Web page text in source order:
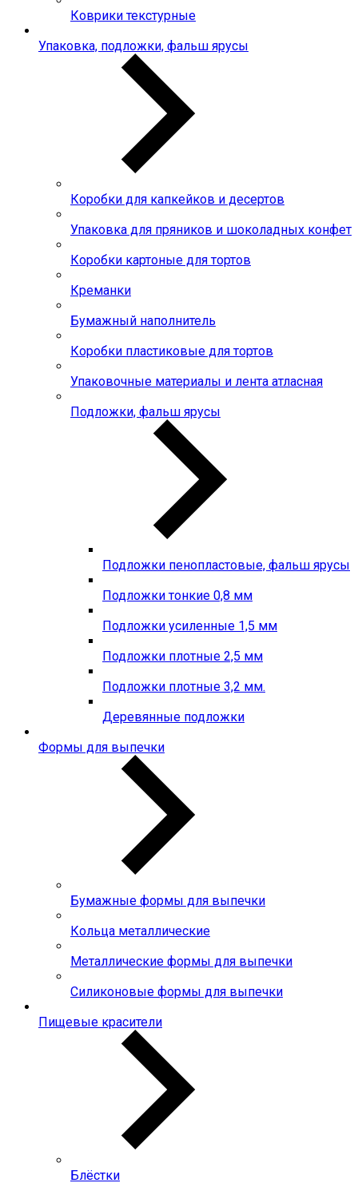
Коврики текстурные
Упаковка, подложки, фальш ярусы
Коробки для капкейков и десертов
Упаковка для пряников и шоколадных конфет
Коробки картоные для тортов
Креманки
Бумажный наполнитель
Коробки пластиковые для тортов
Упаковочные материалы и лента атласная
Подложки, фальш ярусы
Подложки пенопластовые, фальш ярусы
Подложки тонкие 0,8 мм
Подложки усиленные 1,5 мм
Подложки плотные 2,5 мм
Подложки плотные 3,2 мм.
Деревянные подложки
Формы для выпечки
Бумажные формы для выпечки
Кольца металлические
Металлические формы для выпечки
Силиконовые формы для выпечки
Пищевые красители
Блёстки